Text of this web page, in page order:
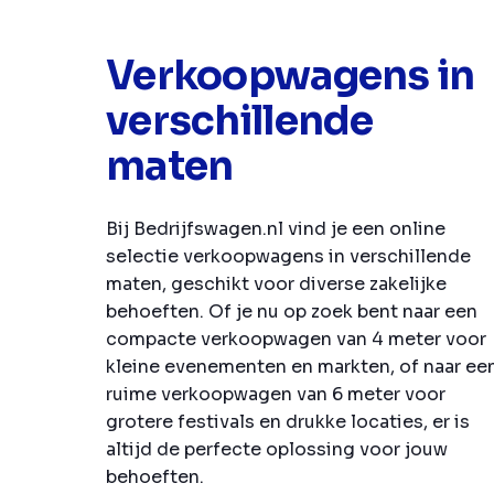
Verkoopwagens in
verschillende
maten
Bij Bedrijfswagen.nl vind je een online
selectie verkoopwagens in verschillende
maten, geschikt voor diverse zakelijke
behoeften. Of je nu op zoek bent naar een
compacte verkoopwagen van 4 meter voor
kleine evenementen en markten, of naar
ruime verkoopwagen van 6 meter voor
grotere festivals en drukke locaties, er is
altijd de perfecte oplossing voor jouw
behoeften.